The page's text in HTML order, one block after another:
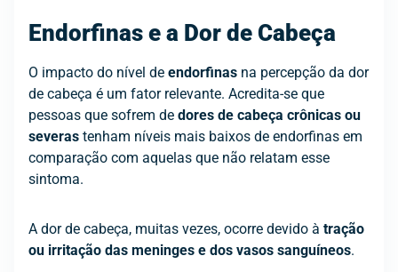
Endorfinas e a Dor de Cabeça
O impacto do nível de endorfinas na percepção da dor
de cabeça é um fator relevante. Acredita-se que
pessoas que sofrem de dores de cabeça crônicas ou
severas tenham níveis mais baixos de endorfinas em
comparação com aquelas que não relatam esse
sintoma.
A dor de cabeça, muitas vezes, ocorre devido à tração
ou irritação das meninges e dos vasos sanguíneos.